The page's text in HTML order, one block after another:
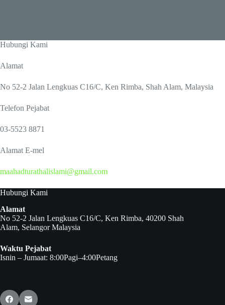
Hubungi Kami
Alamat
No 52-2 Jalan Lengkuas C16/C, Ken Rimba, Shah Alam, Malaysia
Telefon Pejabat
03-5523 8871
Alamat E-mel
maahadturathalislami@gmail.com
Hubungi Kami
Alamat
No 52-2 Jalan Lengkuas C16/C, Ken Rimba, 40200 Shah
Alam, Selangor Malaysia
Waktu Pejabat
Isnin – Jumaat: 8:00Pagi–4:00Petang